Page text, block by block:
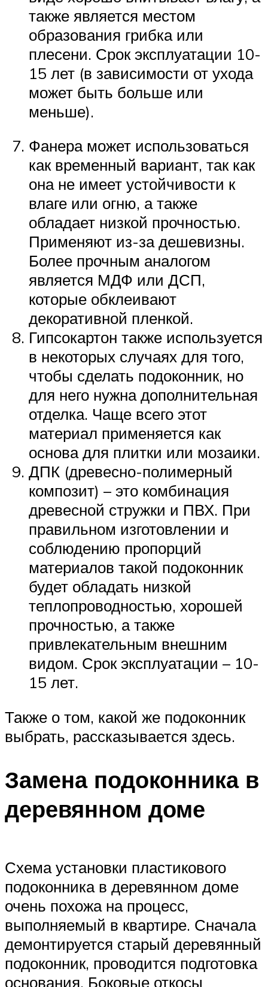
также является местом
образования грибка или
плесени. Срок эксплуатации 10-
15 лет (в зависимости от ухода
может быть больше или
меньше).
Фанера может использоваться
как временный вариант, так как
она не имеет устойчивости к
влаге или огню, а также
обладает низкой прочностью.
Применяют из-за дешевизны.
Более прочным аналогом
является МДФ или ДСП,
которые обклеивают
декоративной пленкой.
Гипсокартон также используется
в некоторых случаях для того,
чтобы сделать подоконник, но
для него нужна дополнительная
отделка. Чаще всего этот
материал применяется как
основа для плитки или мозаики.
ДПК (древесно-полимерный
композит) – это комбинация
древесной стружки и ПВХ. При
правильном изготовлении и
соблюдению пропорций
материалов такой подоконник
будет обладать низкой
теплопроводностью, хорошей
прочностью, а также
привлекательным внешним
видом. Срок эксплуатации – 10-
15 лет.
Также о том, какой же подоконник
выбрать, рассказывается здесь.
Замена подоконника в
деревянном доме
Схема установки пластикового
подоконника в деревянном доме
очень похожа на процесс,
выполняемый в квартире. Сначала
демонтируется старый деревянный
подоконник, проводится подготовка
основания. Боковые откосы